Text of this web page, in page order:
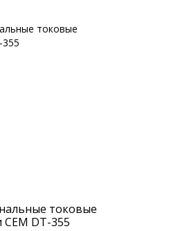
токовые
DT-355